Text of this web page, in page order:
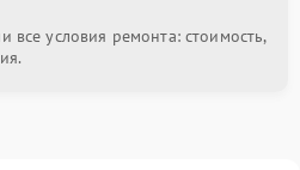
все условия ремонта: стоимость,